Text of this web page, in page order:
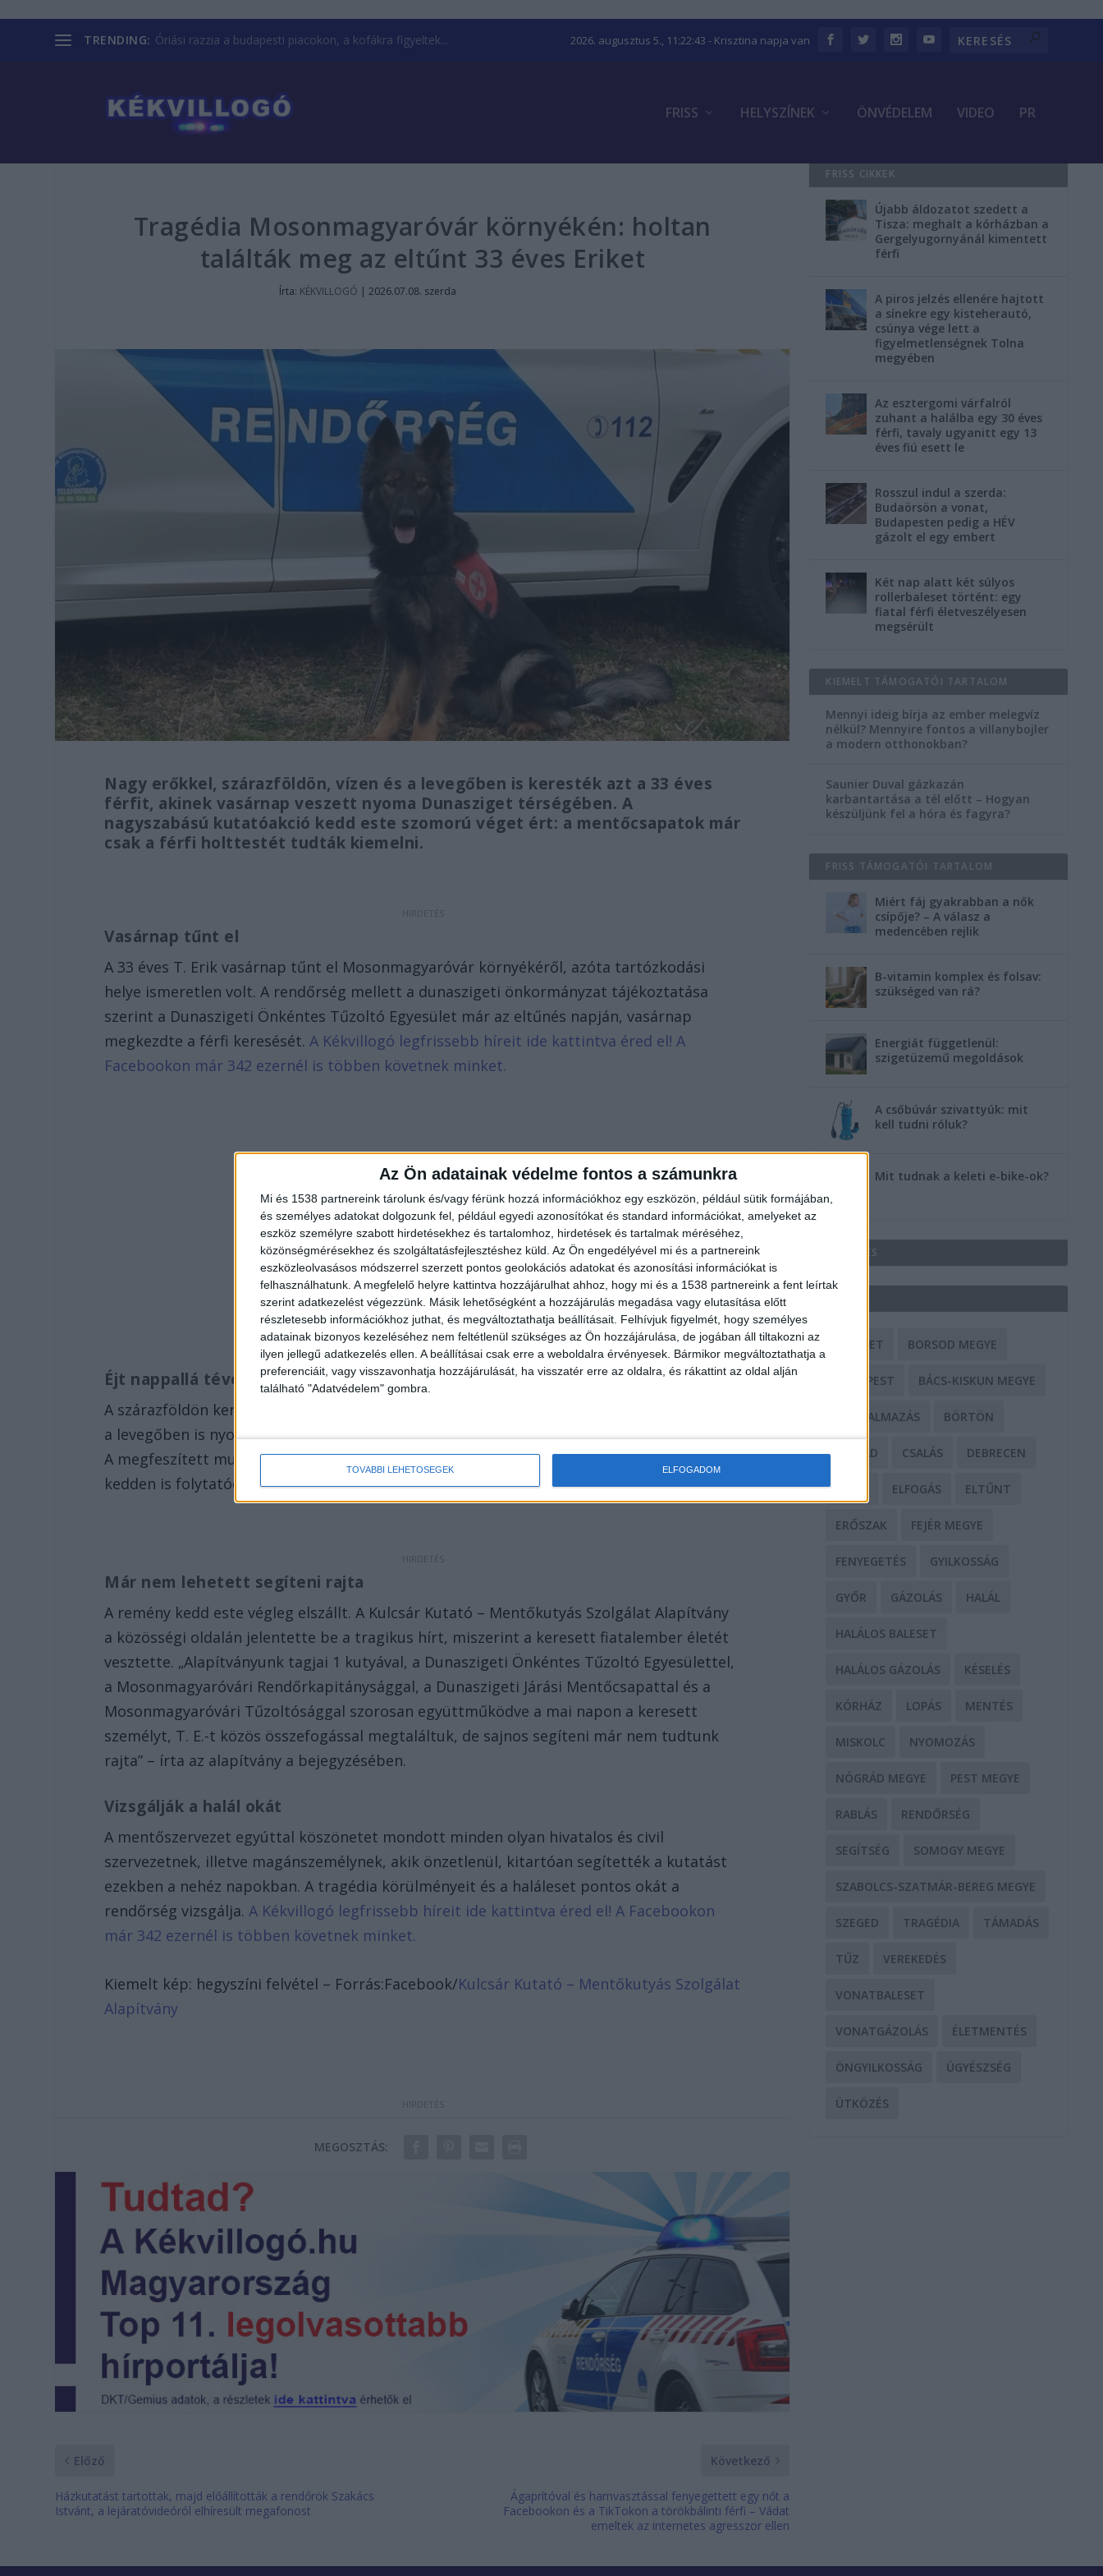
Az Ön adatainak védelme fontos a számunkra
Mi és 1538 partnereink tárolunk és/vagy férünk hozzá információkhoz egy eszközön, például sütik formájában,
és személyes adatokat dolgozunk fel, például egyedi azonosítókat és standard információkat, amelyeket az
eszköz személyre szabott hirdetésekhez és tartalomhoz, hirdetések és tartalmak méréséhez,
közönségmérésekhez és szolgáltatásfejlesztéshez küld. Az Ön engedélyével mi és a partnereink
eszközleolvasásos módszerrel szerzett pontos geolokációs adatokat és azonosítási információkat is
felhasználhatunk. A megfelelő helyre kattintva hozzájárulhat ahhoz, hogy mi és a 1538 partnereink a fent leírtak
szerint adatkezelést végezzünk. Másik lehetőségként a hozzájárulás megadása vagy elutasítása előtt
részletesebb információkhoz juthat, és megváltoztathatja beállításait. Felhívjuk figyelmét, hogy személyes
adatainak bizonyos kezeléséhez nem feltétlenül szükséges az Ön hozzájárulása, de jogában áll tiltakozni az
ilyen jellegű adatkezelés ellen. A beállításai csak erre a weboldalra érvényesek. Bármikor megváltoztathatja a
preferenciáit, vagy visszavonhatja hozzájárulását, ha visszatér erre az oldalra, és rákattint az oldal alján
található "Adatvédelem" gombra.
TOVÁBBI LEHETŐSÉGEK ELFOGADOM
TRENDING: Óriási razzia a budapesti piacokon, a kofákra figyeltek... 2026. augusztus 5., 11:22:43 - Krisztina napja van
FRISS HELYSZÍNEK ÖNVÉDELEM VIDEO PR
Tragédia Mosonmagyaróvár környékén: holtan
találták meg az eltűnt 33 éves Eriket
Írta: KÉKVILLOGÓ |2026.07.08. szerda
Nagy erőkkel, szárazföldön, vízen és a levegőben is keresték azt a 33 éves
férfit, akinek vasárnap veszett nyoma Dunasziget térségében. A
nagyszabású kutatóakció kedd este szomorú véget ért: a mentőcsapatok már
csak a férfi holttestét tudták kiemelni.
Vasárnap tűnt el
A 33 éves T. Erik vasárnap tűnt el Mosonmagyaróvár környékéről, azóta tartózkodási
helye ismeretlen volt. A rendőrség mellett a dunaszigeti önkormányzat tájékoztatása
szerint a Dunaszigeti Önkéntes Tűzoltó Egyesület már az eltűnés napján, vasárnap
megkezdte a férfi keresését.A Kékvillogó legfrissebb híreit ide kattintva éred el! A
Facebookon már 342 ezernél is többen követnek minket.
Éjt nappallá téve kutattak utána
A szárazföldön keresőkutyákkal és gyalogos egységekkel fésülték át a terepet. A vízen és
a levegőben is nyomok után kutattak vasárnap egészen késő éjszakáig, hajnali egy óráig.
A megfeszített munka ellenére az első szakasz nem vezetett eredményre, így a keresés
kedden is folytatódott – immár még nagyobb erők bevonásával.
Már nem lehetett segíteni rajta
A remény kedd este végleg elszállt. A Kulcsár Kutató – Mentőkutyás Szolgálat Alapítvány
a közösségi oldalán jelentette be a tragikus hírt, miszerint a keresett fiatalember életét
vesztette. „Alapítványunk tagjai 1 kutyával, a Dunaszigeti Önkéntes Tűzoltó Egyesülettel,
a Mosonmagyaróvári Rendőrkapitánysággal, a Dunaszigeti Járási Mentőcsapattal és a
Mosonmagyaróvári Tűzoltósággal szorosan együttműködve a mai napon a keresett
személyt, T. E.-t közös összefogással megtaláltuk, de sajnos segíteni már nem tudtunk
rajta” – írta az alapítvány a bejegyzésében.
Vizsgálják a halál okát
A mentőszervezet egyúttal köszönetet mondott minden olyan hivatalos és civil
szervezetnek, illetve magánszemélynek, akik önzetlenül, kitartóan segítették a kutatást
ezekben a nehéz napokban. A tragédia körülményeit és a haláleset pontos okát a
rendőrség vizsgálja.A Kékvillogó legfrissebb híreit ide kattintva éred el! A Facebookon
már 342 ezernél is többen követnek minket.
Kiemelt kép: hegyszíni felvétel – Forrás:Facebook/Kulcsár Kutató – Mentőkutyás Szolgálat
Alapítvány
MEGOSZTÁS:
Előző
Házkutatást tartottak, majd előállították a rendőrök Szakács
Istvánt, a lejáratóvideóról elhíresült megafonost
Következő
Ágaprítóval és hamvasztással fenyegettett egy nőt a
Facebookon és a TikTokon a törökbálinti férfi – Vádat
emeltek az internetes agresszor ellen
FRISS CIKKEK
Újabb áldozatot szedett a
Tisza: meghalt a kórházban a
Gergelyugornyánál kimentett
férfi
A piros jelzés ellenére hajtott
a sínekre egy kisteherautó,
csúnya vége lett a
figyelmetlenségnek Tolna
megyében
Az esztergomi várfalról
zuhant a halálba egy 30 éves
férfi, tavaly ugyanitt egy 13
éves fiú esett le
Rosszul indul a szerda:
Budaörsön a vonat,
Budapesten pedig a HÉV
gázolt el egy embert
Két nap alatt két súlyos
rollerbaleset történt: egy
fiatal férfi életveszélyesen
megsérült
KIEMELT TÁMOGATÓI TARTALOM
Mennyi ideig bírja az ember melegvíz
nélkül? Mennyire fontos a villanybojler
a modern otthonokban?
Saunier Duval gázkazán
karbantartása a tél előtt – Hogyan
készüljünk fel a hóra és fagyra?
FRISS TÁMOGATÓI TARTALOM
Miért fáj gyakrabban a nők
csípője? – A válasz a
medencében rejlik
B-vitamin komplex és folsav:
szükséged van rá?
Energiát függetlenül:
szigetüzemű megoldások
A csőbúvár szivattyúk: mit
kell tudni róluk?
Mit tudnak a keleti e-bike-ok?
HIRDETÉS
BALESET BORSOD MEGYE
BUDAPEST BÁCS-KISKUN MEGYE
BÁNTALMAZÁS BÖRTÖN
CSALÁD CSALÁS DEBRECEN
ELFOGÁS ELTŰNT
ERŐSZAK FEJÉR MEGYE
FENYEGETÉS GYILKOSSÁG
GYŐR GÁZOLÁS HALÁL
HALÁLOS BALESET
HALÁLOS GÁZOLÁS KÉSELÉS
KÓRHÁZ LOPÁS MENTÉS
MISKOLC NYOMOZÁS
NÓGRÁD MEGYE PEST MEGYE
RABLÁS RENDŐRSÉG
SEGÍTSÉG SOMOGY MEGYE
SZABOLCS-SZATMÁR-BEREG MEGYE
SZEGED TRAGÉDIA TÁMADÁS
TŰZ VEREKEDÉS
VONATBALESET
VONATGÁZOLÁS ÉLETMENTÉS
ÖNGYILKOSSÁG ÜGYÉSZSÉG
ÜTKÖZÉS